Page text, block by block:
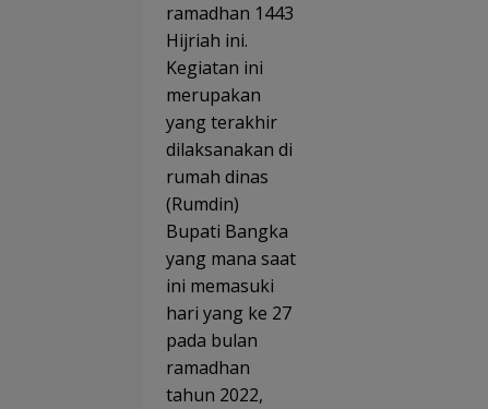
ramadhan 1443
Hijriah ini.
Kegiatan ini
merupakan
yang terakhir
dilaksanakan di
rumah dinas
(Rumdin)
Bupati Bangka
yang mana saat
ini memasuki
hari yang ke 27
pada bulan
ramadhan
tahun 2022,